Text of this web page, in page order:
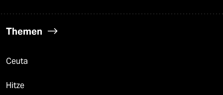
Themen
Ceuta
Hitze